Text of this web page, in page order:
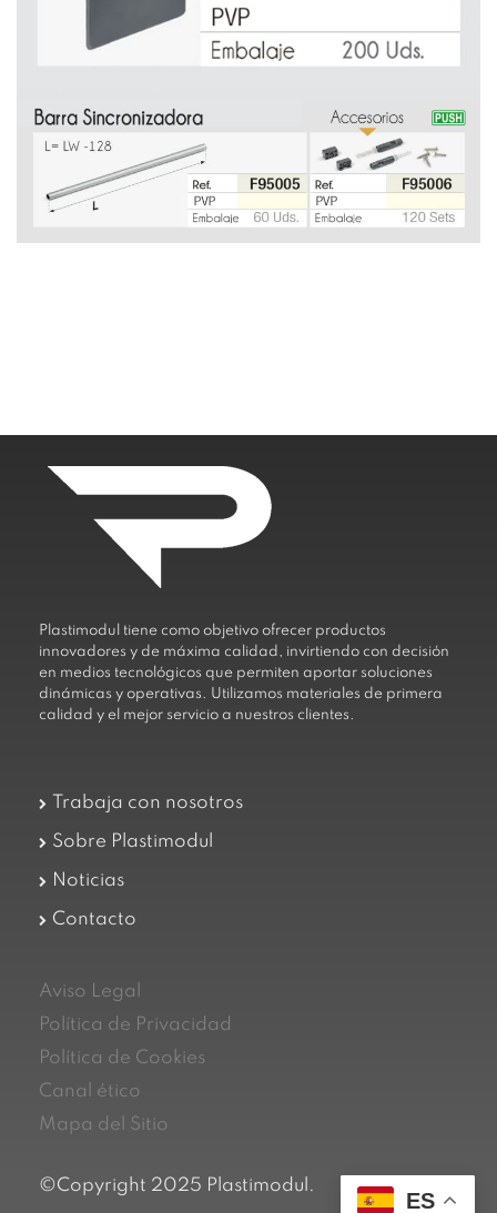
Plastimodul tiene como objetivo ofrecer productos
innovadores y de máxima calidad, invirtiendo con decisión
en medios tecnológicos que permiten aportar soluciones
dinámicas y operativas. Utilizamos materiales de primera
calidad y el mejor servicio a nuestros clientes.
Trabaja con nosotros
Sobre Plastimodul
Noticias
Contacto
Aviso Legal
Política de Privacidad
Política de Cookies
Canal ético
Mapa del Sitio
©Copyright 2025 Plastimodul.
ES